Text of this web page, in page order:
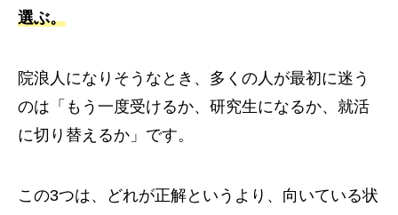
選ぶ。
院浪人になりそうなとき、多くの人が最初に迷う
のは「もう一度受けるか、研究生になるか、就活
に切り替えるか」です。
この3つは、どれが正解というより、向いている状